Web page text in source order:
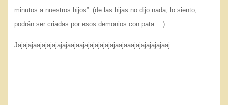
minutos a nuestros hijos”. (de las hijas no dijo nada, lo siento,
podrán ser criadas por esos demonios con pata….)
Jajajajaajajajajajajaajaajajajajajajajaajaaajajajajajajaaj